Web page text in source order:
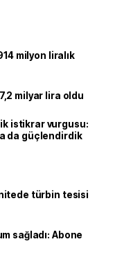
milyon liralık
milyar lira oldu
istikrar vurgusu:
da güçlendirdik
türbin tesisi
sağladı: Abone